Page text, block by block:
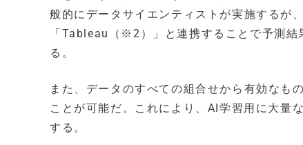
般的にデータサイエンティストが実施するが
「Tableau（※2）」と連携することで予測
る。
また、データのすべての組合せから有効なも
ことが可能だ。これにより、AI学習用に大量
する。